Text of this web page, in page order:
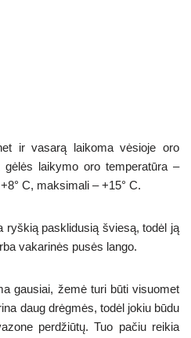
ir vasarą laikoma vėsioje oro
gėlės laikymo oro temperatūra –
С, maksimali – +15° С.
ryškią pasklidusią šviesą, todėl ją
vakarinės pusės lango.
gausiai, žemė turi būti visuomet
daug drėgmės, todėl jokiu būdu
perdžiūtų. Tuo pačiu reikia